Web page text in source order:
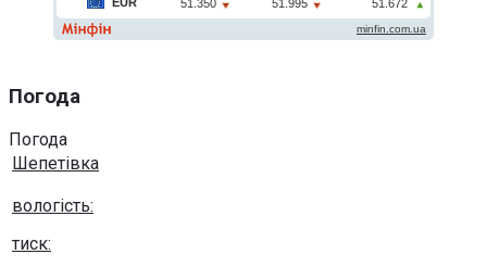
Погода
Погода
Шепетівка
вологість:
тиск: